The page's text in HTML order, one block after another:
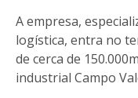
A empresa,
logística, entra no
de cerca de
industrial Campo